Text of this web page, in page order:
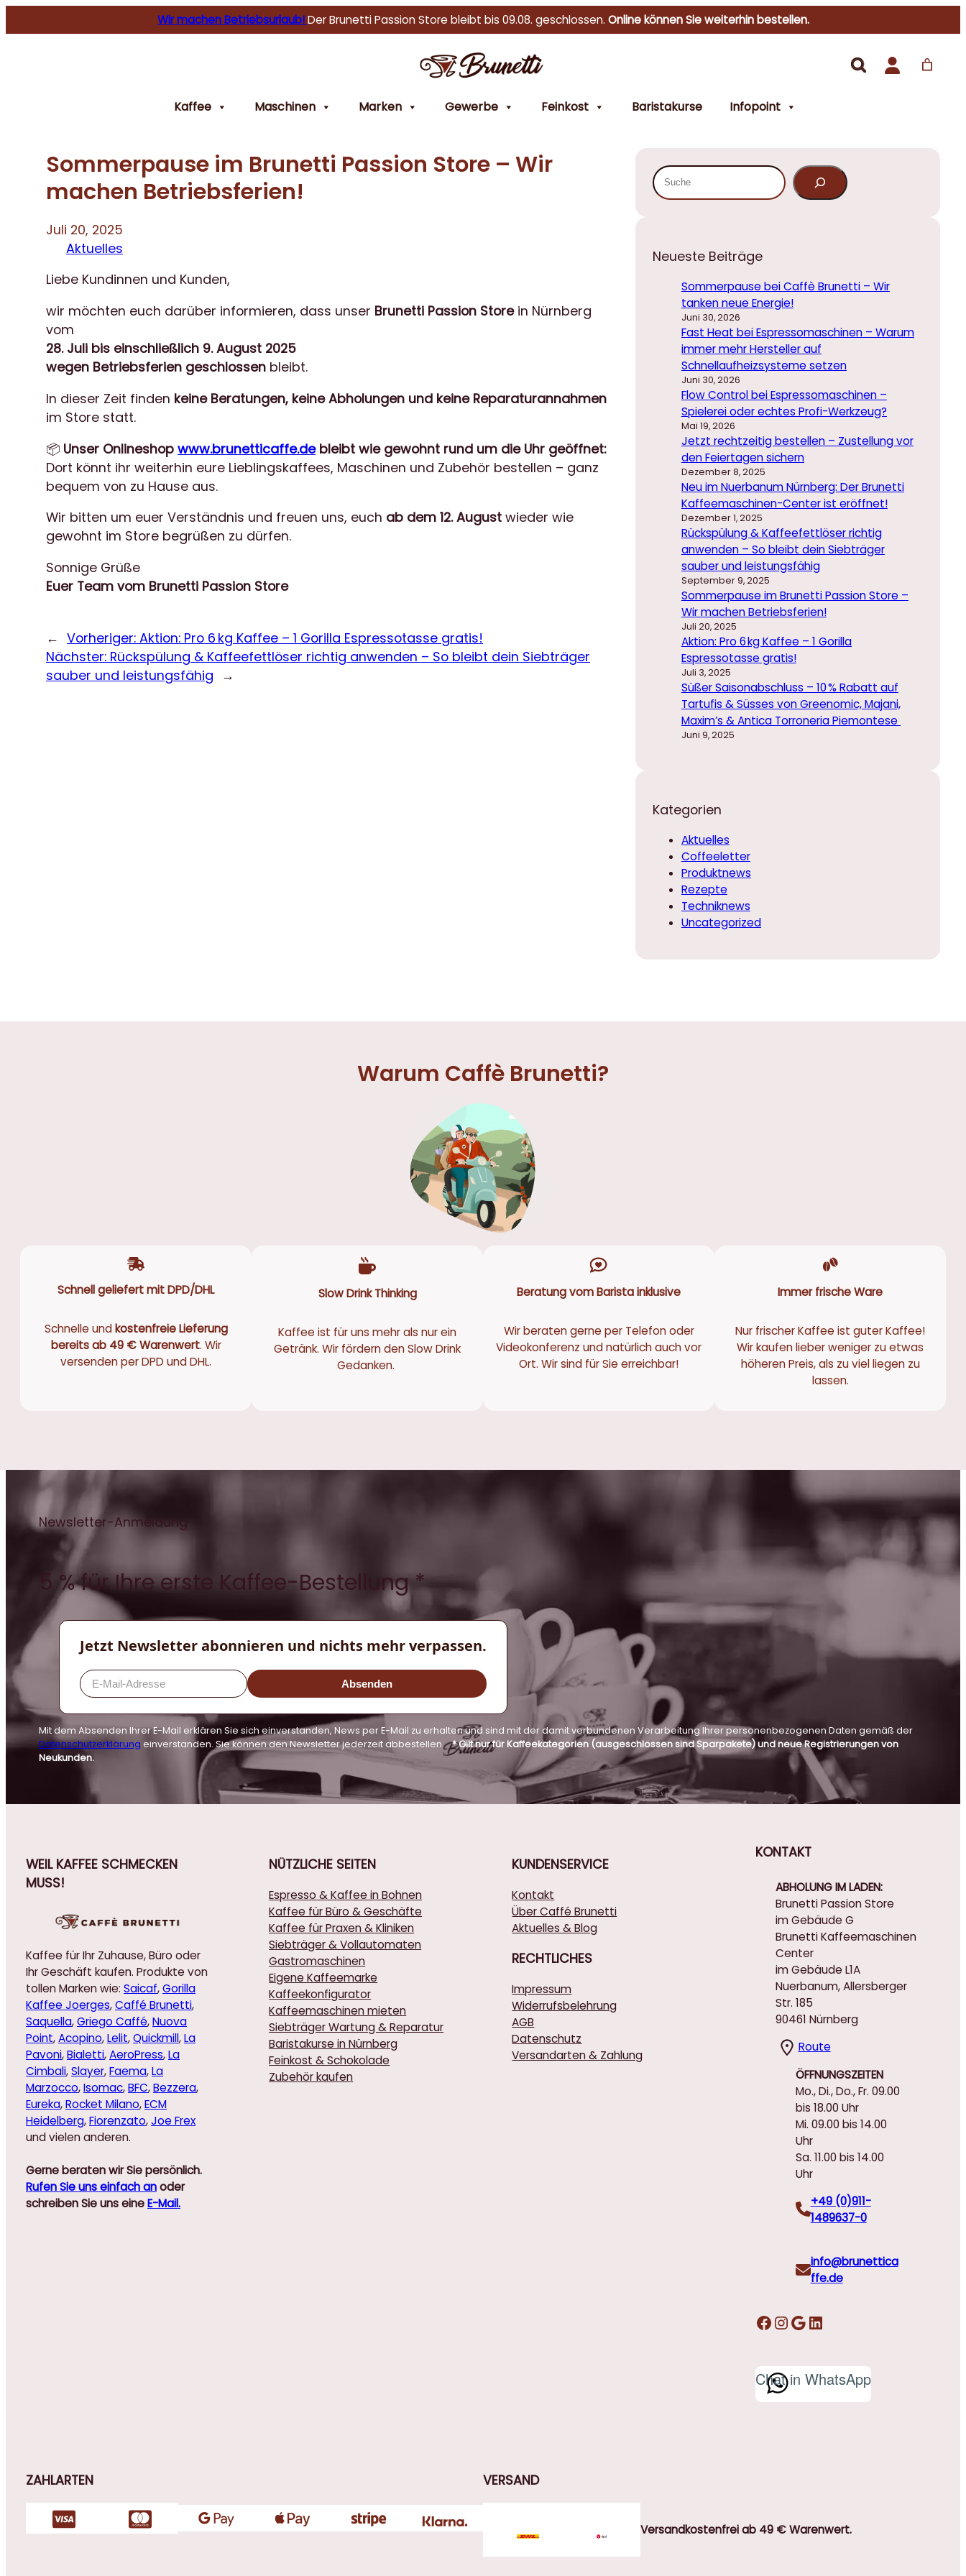
Wir machen Betriebsurlaub!Der Brunetti Passion Store bleibt bis 09.08. geschlossen. Online können Sie weiterhin bestellen.
Kaffee Maschinen Marken Gewerbe Feinkost Baristakurse Infopoint
Sommerpause im Brunetti Passion Store – Wir
machen Betriebsferien!
Juli 20, 2025
Aktuelles
Liebe Kundinnen und Kunden,
wir möchten euch darüber informieren, dass unser Brunetti Passion Storein Nürnberg
vom
28. Juli bis einschließlich 9. August 2025
wegen Betriebsferien geschlossen bleibt.
In dieser Zeit finden keine Beratungen, keine Abholungen und keine Reparaturannahmen
im Store statt.
📦 Unser Onlineshop www.brunetticaffe.debleibt wie gewohnt rund um die Uhr geöffnet:
Dort könnt ihr weiterhin eure Lieblingskaffees, Maschinen und Zubehör bestellen – ganz
bequem von zu Hause aus.
Wir bitten um euer Verständnis und freuen uns, euch ab dem 12. August wieder wie
gewohnt im Store begrüßen zu dürfen.
Sonnige Grüße
Euer Team vom Brunetti Passion Store
← Vorheriger: Aktion: Pro 6 kg Kaffee – 1 Gorilla Espressotasse gratis!
Nächster: Rückspülung & Kaffeefettlöser richtig anwenden – So bleibt dein Siebträger
sauber und leistungsfähig →
S
u
e
n
Neueste Beiträge
Sommerpause bei Caffè Brunetti – Wir
tanken neue Energie!
Juni 30, 2026
Fast Heat bei Espressomaschinen – Warum
immer mehr Hersteller auf
Schnellaufheizsysteme setzen
Juni 30, 2026
Flow Control bei Espressomaschinen –
Spielerei oder echtes Profi-Werkzeug?
Mai 19, 2026
Jetzt rechtzeitig bestellen – Zustellung vor
den Feiertagen sichern
Dezember 8, 2025
Neu im Nuerbanum Nürnberg: Der Brunetti
Kaffeemaschinen-Center ist eröffnet!
Dezember 1, 2025
Rückspülung & Kaffeefettlöser richtig
anwenden – So bleibt dein Siebträger
sauber und leistungsfähig
September 9, 2025
Sommerpause im Brunetti Passion Store –
Wir machen Betriebsferien!
Juli 20, 2025
Aktion: Pro 6 kg Kaffee – 1 Gorilla
Espressotasse gratis!
Juli 3, 2025
Süßer Saisonabschluss – 10 % Rabatt auf
Tartufis & Süsses von Greenomic, Majani,
Maxim’s & Antica Torroneria Piemontese
Juni 9, 2025
Kategorien
Aktuelles
Coffeeletter
Produktnews
Rezepte
Techniknews
Uncategorized
Warum Caffè Brunetti?
Schnell geliefert mit DPD/DHL
Schnelle undkostenfreie Lieferung
bereits ab 49 € Warenwert. Wir
versenden per DPD und DHL.
Slow Drink Thinking
Kaffee ist für uns mehr als nur ein
Getränk. Wir fördern den Slow Drink
Gedanken.
Beratung vom Barista inklusive
Wir beraten gerne per Telefon oder
Videokonferenz und natürlich auch vor
Ort. Wir sind für Sie erreichbar!
Immer frische Ware
Nur frischer Kaffee ist guter Kaffee!
Wir kaufen lieber weniger zu etwas
höheren Preis, als zu viel liegen zu
lassen.
Newsletter-Anmeldung
5 % für Ihre erste Kaffee-Bestellung *
Jetzt Newsletter abonnieren und nichts mehr verpassen.
Absenden
Mit dem Absenden Ihrer E-Mail erklären Sie sich einverstanden, News per E-Mail zu erhalten und sind mit der damit verbundenen Verarbeitung Ihrer personenbezogenen Daten gemäß der
Datenschutzerklärung einverstanden. Sie können den Newsletter jederzeit abbestellen.* Gilt nur für Kaffeekategorien (ausgeschlossen sind Sparpakete) und neue Registrierungen von
Neukunden.
WEIL KAFFEE SCHMECKEN
MUSS!
Kaffee für Ihr Zuhause, Büro oder
Ihr Geschäft kaufen. Produkte von
tollen Marken wie: Saicaf,Gorilla
Kaffee Joerges,Caffé Brunetti,
Saquella,Griego Caffé,Nuova
Point,Acopino,Lelit,Quickmill,La
Pavoni,Bialetti,AeroPress,La
Cimbali,Slayer,Faema,La
Marzocco,Isomac,BFC,Bezzera,
Eureka,Rocket Milano,ECM
Heidelberg,Fiorenzato,Joe Frex
und vielen anderen.
Gerne beraten wir Sie persönlich.
Rufen Sie uns einfach anoder
schreiben Sie uns eineE-Mail.
NÜTZLICHE SEITEN
Espresso & Kaffee in Bohnen
Kaffee für Büro & Geschäfte
Kaffee für Praxen & Kliniken
Siebträger & Vollautomaten
Gastromaschinen
Eigene Kaffeemarke
Kaffeekonfigurator
Kaffeemaschinen mieten
Siebträger Wartung & Reparatur
Baristakurse in Nürnberg
Feinkost & Schokolade
Zubehör kaufen
KUNDENSERVICE
Kontakt
Über Caffé Brunetti
Aktuelles & Blog
RECHTLICHES
Impressum
Widerrufsbelehrung
AGB
Datenschutz
Versandarten & Zahlung
KONTAKT
ABHOLUNG IM LADEN:
Brunetti Passion Store
im Gebäude G
Brunetti Kaffeemaschinen
Center
im Gebäude L1A
Nuerbanum, Allersberger
Str. 185
90461 Nürnberg
Route
ÖFFNUNGSZEITEN
Mo., Di., Do., Fr. 09.00
bis 18.00 Uhr
Mi. 09.00 bis 14.00
Uhr
Sa. 11.00 bis 14.00
Uhr
+49 (0)911-
1489637-0
info@brunettica
ffe.de
Facebook InstagramGoogle LinkedIn
Chat in WhatsApp
ZAHLARTEN VERSAND
Versandkostenfrei ab 49 € Warenwert.